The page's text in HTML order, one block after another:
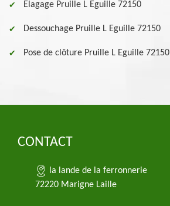
Elagage Pruille L Eguille 72150
Dessouchage Pruille L Eguille 72150
Pose de clôture Pruille L Eguille 72150
CONTACT
la lande de la ferronnerie
72220 Marigne Laille